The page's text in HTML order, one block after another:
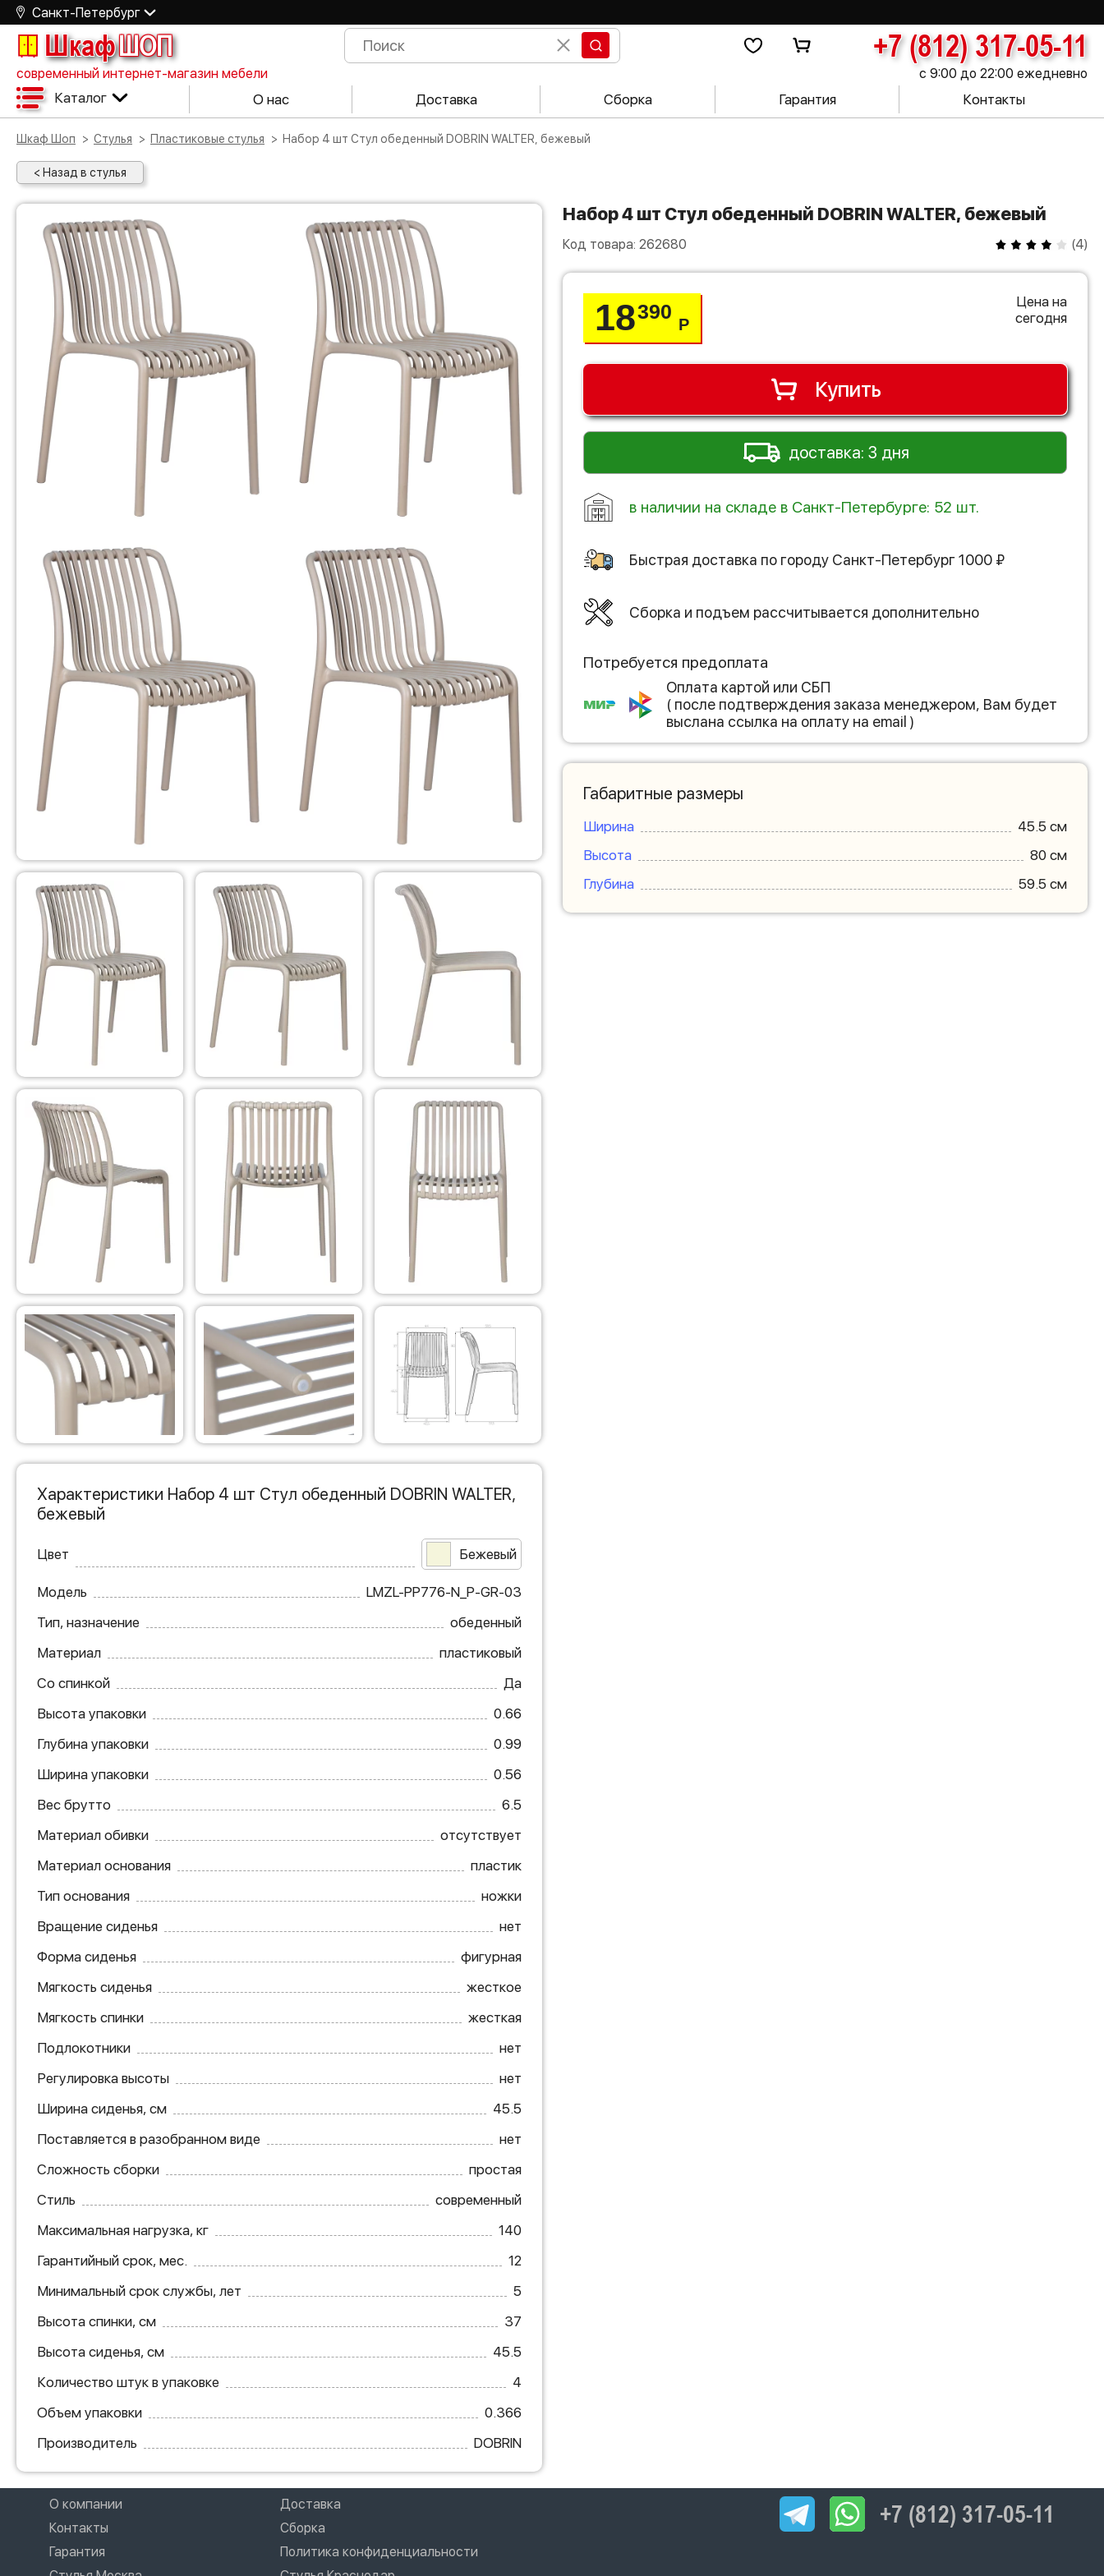
Санкт-Петербург
ШкафШОП +7 (812) 317-05-11
современный интернет-магазин мебели с 9:00 до 22:00 ежедневно
Каталог О нас Доставка Сборка Гарантия Контакты
Шкаф Шоп Стулья Пластиковые стулья Набор 4 шт Стул обеденный DOBRIN WALTER, бежевый
< Назад в стулья
Набор 4 шт Стул обеденный DOBRIN WALTER, бежевый
Код товара: 262680 (4)
18390
Р
Цена на
сегодня
Купить
доставка: 3 дня
в наличии на складе в Санкт-Петербурге: 52 шт.
Быстрая доставка по городу Санкт-Петербург 1000 ₽
Сборка и подъем рассчитывается дополнительно
Потребуется предоплата
Оплата картой или СБП
( после подтверждения заказа менеджером, Вам будет
выслана ссылка на оплату на email )
Габаритные размеры
Ширина
45.5 см
Высота
80 см
Глубина
59.5 см
Характеристики Набор 4 шт Стул обеденный DOBRIN WALTER,
бежевый
Цвет Бежевый
Модель
LMZL-PP776-N_P-GR-03
Тип, назначение
обеденный
Материал
пластиковый
Со спинкой
Да
Высота упаковки
0.66
Глубина упаковки
0.99
Ширина упаковки
0.56
Вес брутто
6.5
Материал обивки
отсутствует
Материал основания
пластик
Тип основания
ножки
Вращение сиденья
нет
Форма сиденья
фигурная
Мягкость сиденья
жесткое
Мягкость спинки
жесткая
Подлокотники
нет
Регулировка высоты
нет
Ширина сиденья, см
45.5
Поставляется в разобранном виде
нет
Сложность сборки
простая
Стиль
современный
Максимальная нагрузка, кг
140
Гарантийный срок, мес.
12
Минимальный срок службы, лет
5
Высота спинки, см
37
Высота сиденья, см
45.5
Количество штук в упаковке
4
Объем упаковки
0.366
Производитель
DOBRIN
О компании
Доставка
Контакты
Сборка
Гарантия
Политика конфиденциальности
+7 (812) 317-05-11